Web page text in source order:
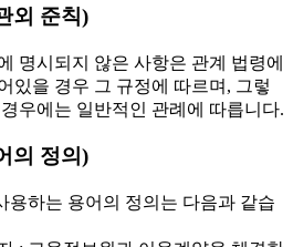
외 준칙)
명시되지 않은 사항은 관계 법령에
있을 경우 그 규정에 따르며, 그렇
우에는 일반적인 관례에 따릅니다.
의 정의)
용하는 용어의 정의는 다음과 같습